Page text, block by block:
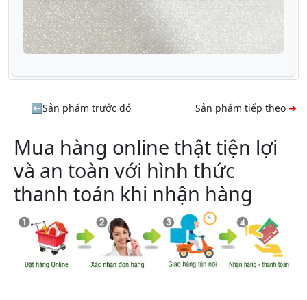
Sản phẩm trước đó Sản phẩm tiếp theo
Mua hàng online thật tiện lợi
và an toàn với hình thức
thanh toán khi nhận hàng